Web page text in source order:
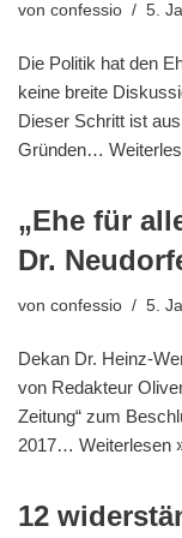
von confessio 5.
Die Politik hat den
keine breite
Dieser Schritt ist
Gründen…
„Ehe für
Dr.
von confessio 5.
Dekan Dr. Heinz-
von Redakteur
Zeitung“ zum
2017… Weiterlesen
12